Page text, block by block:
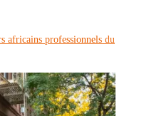
africains professionnels du